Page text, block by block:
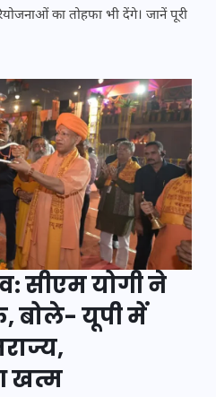
का तोहफा भी देंगे। जानें पूरी
सीएम योगी ने
बोले- यूपी में
खत्म